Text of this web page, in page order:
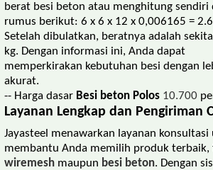
berat besi beton atau menghitung sendiri
rumus berikut: 6 x 6 x 12 x 0,006165 =
Setelah dibulatkan, beratnya adalah
kg. Dengan informasi ini, Anda dapat
memperkirakan kebutuhan besi dengan
akurat.
-- Harga dasar Besi beton Polos 10.700
Layanan Lengkap dan Pengiriman
Jayasteel menawarkan layanan
membantu Anda memilih produk terbaik,
wiremesh maupun besi beton. Dengan